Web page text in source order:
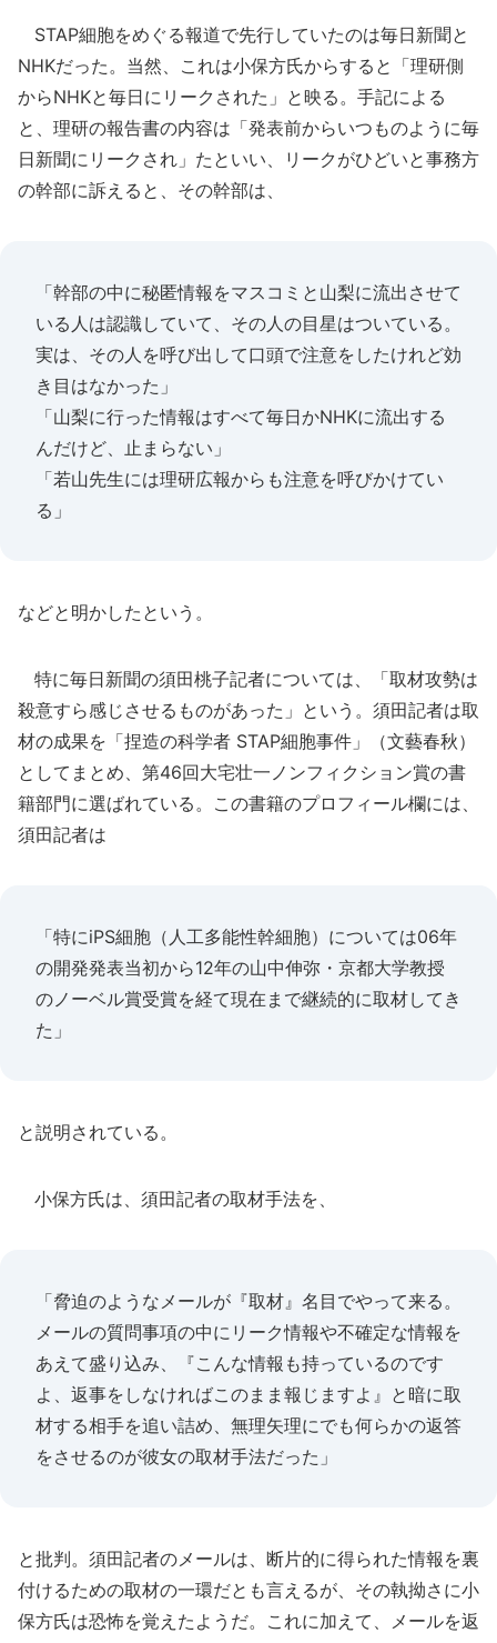
STAP細胞をめぐる報道で先行していたのは毎日新聞と
NHKだった。当然、これは小保方氏からすると「理研側
からNHKと毎日にリークされた」と映る。手記による
と、理研の報告書の内容は「発表前からいつものように毎
日新聞にリークされ」たといい、リークがひどいと事務方
の幹部に訴えると、その幹部は、
「幹部の中に秘匿情報をマスコミと山梨に流出させて
いる人は認識していて、その人の目星はついている。
実は、その人を呼び出して口頭で注意をしたけれど効
き目はなかった」
「山梨に行った情報はすべて毎日かNHKに流出する
んだけど、止まらない」
「若山先生には理研広報からも注意を呼びかけてい
る」
などと明かしたという。
特に毎日新聞の須田桃子記者については、「取材攻勢は
殺意すら感じさせるものがあった」という。須田記者は取
材の成果を「捏造の科学者 STAP細胞事件」（文藝春秋）
としてまとめ、第46回大宅壮一ノンフィクション賞の書
籍部門に選ばれている。この書籍のプロフィール欄には、
須田記者は
「特にiPS細胞（人工多能性幹細胞）については06年
の開発発表当初から12年の山中伸弥・京都大学教授
のノーベル賞受賞を経て現在まで継続的に取材してき
た」
と説明されている。
小保方氏は、須田記者の取材手法を、
「脅迫のようなメールが『取材』名目でやって来る。
メールの質問事項の中にリーク情報や不確定な情報を
あえて盛り込み、『こんな情報も持っているのです
よ、返事をしなければこのまま報じますよ』と暗に取
材する相手を追い詰め、無理矢理にでも何らかの返答
をさせるのが彼女の取材手法だった」
と批判。須田記者のメールは、断片的に得られた情報を裏
付けるための取材の一環だとも言えるが、その執拗さに小
保方氏は恐怖を覚えたようだ。これに加えて、メールを返